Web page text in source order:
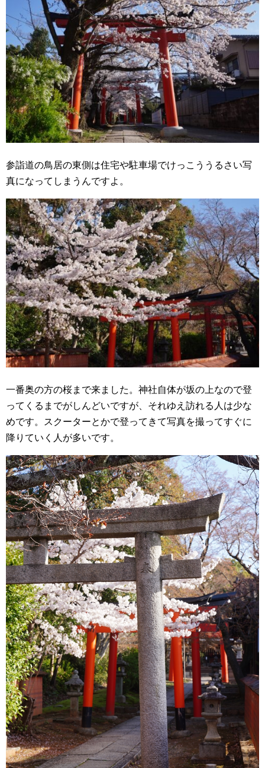
参詣道の鳥居の東側は住宅や駐車場でけっこううるさい写
真になってしまうんですよ。
一番奥の方の桜まで来ました。神社自体が坂の上なので登
ってくるまでがしんどいですが、それゆえ訪れる人は少な
めです。スクーターとかで登ってきて写真を撮ってすぐに
降りていく人が多いです。